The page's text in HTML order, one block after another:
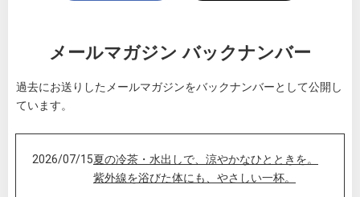
メールマガジン バックナンバー
過去にお送りしたメールマガジンをバックナンバーとして公開し
ています。
2026/07/15夏の冷茶・水出しで、涼やかなひとときを。
紫外線を浴びた体にも、やさしい一杯。